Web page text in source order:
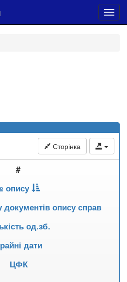
Сторінка
#
опису
документів опису справ
од.зб.
дати
ЦФК